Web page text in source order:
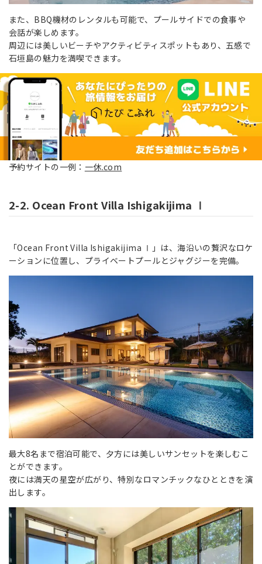
また、BBQ機材のレンタルも可能で、プールサイドでの食事や
会話が楽しめます。
周辺には美しいビーチやアクティビティスポットもあり、五感で
石垣島の魅力を満喫できます。
予約サイトの一例： 一休.com
2-2. Ocean Front Villa Ishigakijima Ⅰ
「Ocean Front Villa Ishigakijima Ⅰ」は、海沿いの贅沢なロケ
ーションに位置し、プライベートプールとジャグジーを完備。
最大8名まで宿泊可能で、夕方には美しいサンセットを楽しむこ
とができます。
夜には満天の星空が広がり、特別なロマンチックなひとときを演
出します。